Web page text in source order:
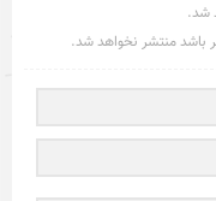
شد.
باشد منتشر نخواهد شد.